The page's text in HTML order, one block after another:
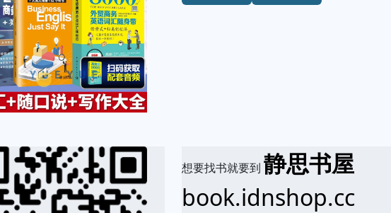
想要找书就要到静思书屋
book.idnshop.cc